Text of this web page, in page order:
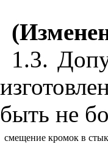
1.3.
быть не
смещение кромок в